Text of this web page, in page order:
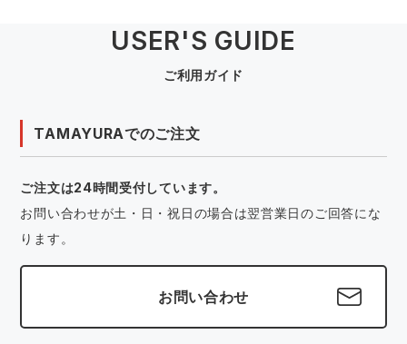
USER'S GUIDE
ご利用ガイド
TAMAYURAでのご注文
ご注文は24時間受付しています。
お問い合わせが土・日・祝日の場合は翌営業日のご回答にな
ります。
お問い合わせ